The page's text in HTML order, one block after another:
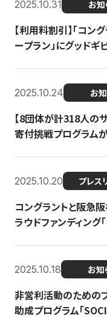
2025.10.31 お知
【利用料割引】「コ
ープラン」にグッド
2025.10.24 お
【8団体が計318人の
寄付挑戦プログラム
2025.10.20 プレス
コングラントと阪急
ラウドファンディング
2025.10.18 お知
非営利活動のための
助成プログラム「